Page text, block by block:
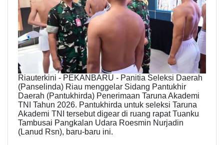
Riauterkini - PEKANBARU - Panitia Seleksi Daerah
(Panselinda) Riau menggelar Sidang Pantukhir
Daerah (Pantukhirda) Penerimaan Taruna Akademi
TNI Tahun 2026. Pantukhirda untuk seleksi Taruna
Akademi TNI tersebut digear di ruang rapat Tuanku
Tambusai Pangkalan Udara Roesmin Nurjadin
(Lanud Rsn), baru-baru ini.